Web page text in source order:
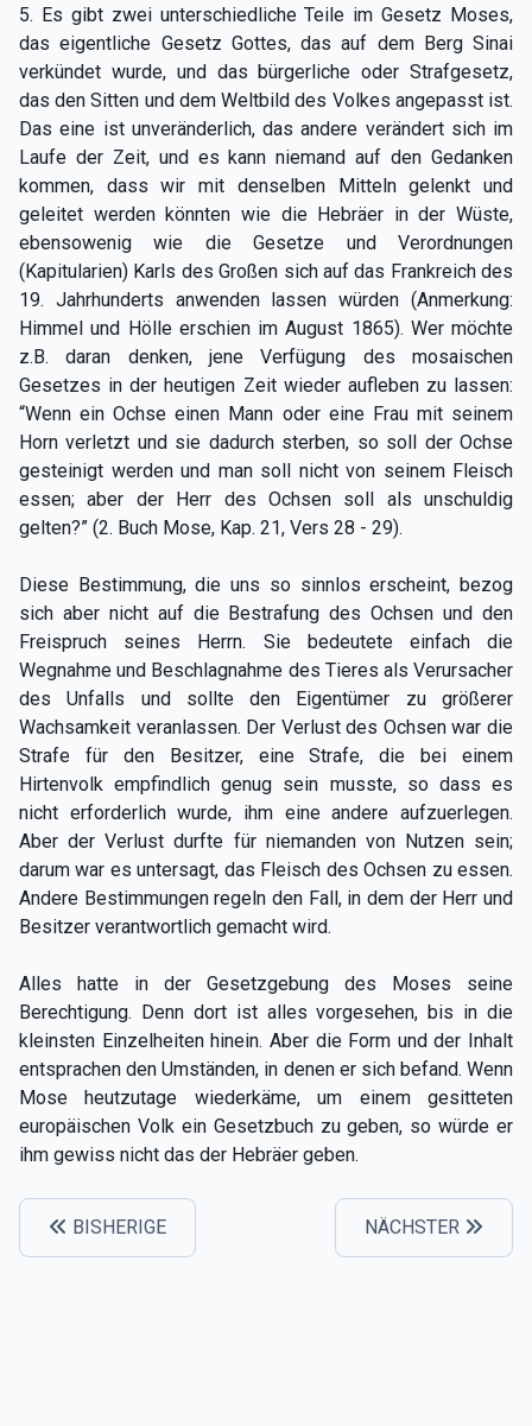
5. Es gibt zwei unterschiedliche Teile im Gesetz Moses,
das eigentliche Gesetz Gottes, das auf dem Berg Sinai
verkündet wurde, und das bürgerliche oder Strafgesetz,
das den Sitten und dem Weltbild des Volkes angepasst ist.
Das eine ist unveränderlich, das andere verändert sich im
Laufe der Zeit, und es kann niemand auf den Gedanken
kommen, dass wir mit denselben Mitteln gelenkt und
geleitet werden könnten wie die Hebräer in der Wüste,
ebensowenig wie die Gesetze und Verordnungen
(Kapitularien) Karls des Großen sich auf das Frankreich des
19. Jahrhunderts anwenden lassen würden (Anmerkung:
Himmel und Hölle erschien im August 1865). Wer möchte
z.B. daran denken, jene Verfügung des mosaischen
Gesetzes in der heutigen Zeit wieder aufleben zu lassen:
“Wenn ein Ochse einen Mann oder eine Frau mit seinem
Horn verletzt und sie dadurch sterben, so soll der Ochse
gesteinigt werden und man soll nicht von seinem Fleisch
essen; aber der Herr des Ochsen soll als unschuldig
gelten?” (2. Buch Mose, Kap. 21, Vers 28 - 29).
Diese Bestimmung, die uns so sinnlos erscheint, bezog
sich aber nicht auf die Bestrafung des Ochsen und den
Freispruch seines Herrn. Sie bedeutete einfach die
Wegnahme und Beschlagnahme des Tieres als Verursacher
des Unfalls und sollte den Eigentümer zu größerer
Wachsamkeit veranlassen. Der Verlust des Ochsen war die
Strafe für den Besitzer, eine Strafe, die bei einem
Hirtenvolk empfindlich genug sein musste, so dass es
nicht erforderlich wurde, ihm eine andere aufzuerlegen.
Aber der Verlust durfte für niemanden von Nutzen sein;
darum war es untersagt, das Fleisch des Ochsen zu essen.
Andere Bestimmungen regeln den Fall, in dem der Herr und
Besitzer verantwortlich gemacht wird.
Alles hatte in der Gesetzgebung des Moses seine
Berechtigung. Denn dort ist alles vorgesehen, bis in die
kleinsten Einzelheiten hinein. Aber die Form und der Inhalt
entsprachen den Umständen, in denen er sich befand. Wenn
Mose heutzutage wiederkäme, um einem gesitteten
europäischen Volk ein Gesetzbuch zu geben, so würde er
ihm gewiss nicht das der Hebräer geben.
BISHERIGE NÄCHSTER